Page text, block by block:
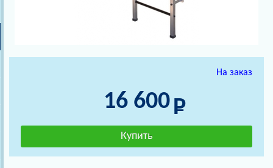
На заказ
16 600